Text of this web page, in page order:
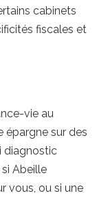
cabinets
fiscales et
vie au
épargne sur des
diagnostic
Abeille
vous, ou si une